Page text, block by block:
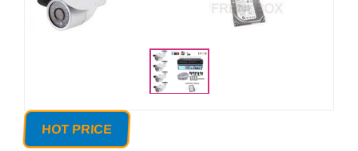
HOT PRICE